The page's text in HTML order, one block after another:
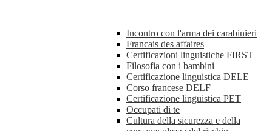
Incontro con l'arma dei carabinieri
Francais des affaires
Certificazioni linguistiche FIRST
Filosofia con i bambini
Certificazione linguistica DELE
Corso francese DELF
Certificazione linguistica PET
Occupati di te
Cultura della sicurezza e della